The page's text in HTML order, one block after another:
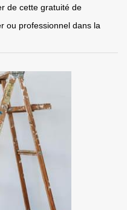
de cette gratuité de
ou professionnel dans la